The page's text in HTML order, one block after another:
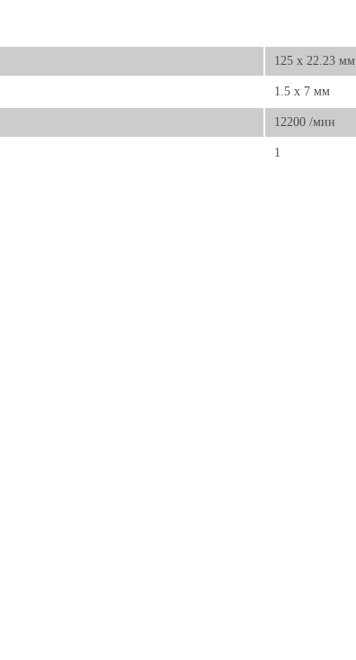
125 x 22.23 мм
1.5 x 7 мм
12200 /мин
1